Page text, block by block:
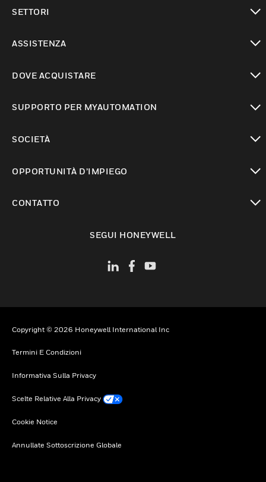
SETTORI
ASSISTENZA
DOVE ACQUISTARE
SUPPORTO PER MYAUTOMATION
SOCIETÀ
OPPORTUNITÀ D’IMPIEGO
CONTATTO
SEGUI HONEYWELL
Copyright © 2026 Honeywell International Inc
Termini E Condizioni
Informativa Sulla Privacy
Scelte Relative Alla Privacy
Cookie Notice
Annullate Sottoscrizione Globale